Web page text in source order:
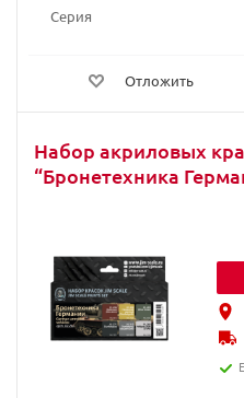
Серия
Отложить
Набор акриловых
“Бронетехника